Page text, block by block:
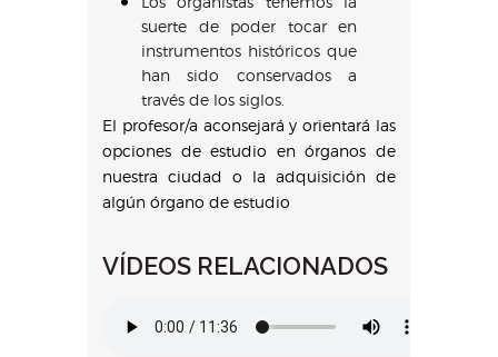
suerte de poder tocar en
instrumentos históricos que
han sido conservados a
través de los siglos.
El profesor/a aconsejará y orientará las
opciones de estudio en órganos de
nuestra ciudad o la adquisición de
algún órgano de estudio
VÍDEOS RELACIONADOS